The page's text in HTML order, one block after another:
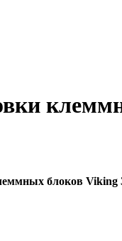
блоков Viking